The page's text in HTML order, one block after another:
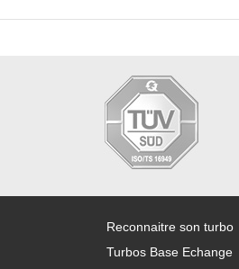
Reconnaitre son turbo
Turbos Base Echange